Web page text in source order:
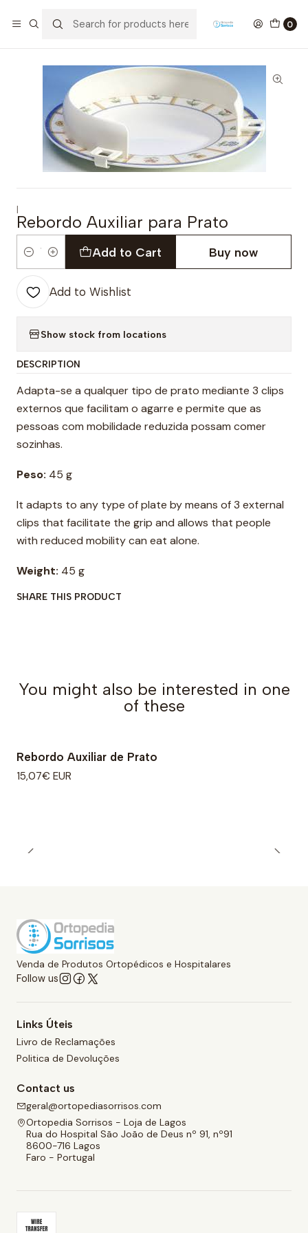
0
Rebordo Auxiliar para Prato
|
Rebordo Auxiliar para Prato
Quantity
Add to Cart Buy now
Add to Wishlist
Show stock from locations
DESCRIPTION
Adapta-se a qualquer tipo de prato mediante 3 clips
externos que facilitam o agarre e permite que as
pessoas com mobilidade reduzida possam comer
sozinhas.
Peso: 45 g
It adapts to any type of plate by means of 3 external
clips that facilitate the grip and allows that people
with reduced mobility can eat alone.
Weight: 45 g
SHARE THIS PRODUCT
You might also be interested in one
of these
Rebordo Auxiliar de Prato
15,07€ EUR
Venda de Produtos Ortopédicos e Hospitalares
Follow us
Links Úteis
Livro de Reclamações
Politica de Devoluções
Contact us
geral@ortopediasorrisos.com
Ortopedia Sorrisos - Loja de Lagos
Rua do Hospital São João de Deus nº 91, nº91
8600-716 Lagos
Faro - Portugal